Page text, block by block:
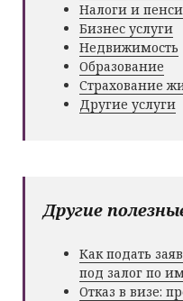
Налоги и
Бизнес услуги
Недвижимость
Образование
Страхование
Другие услуги
Другие
Как подать
под залог по
Отказ в визе: